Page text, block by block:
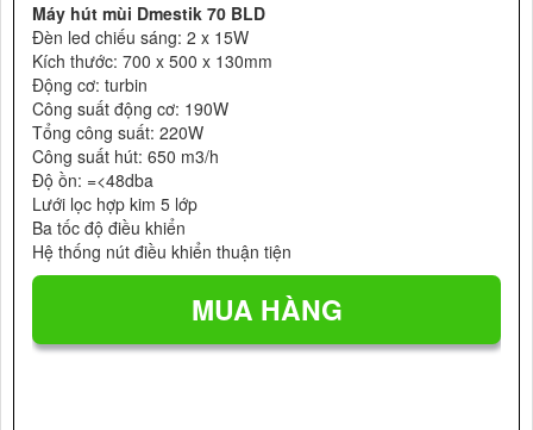
Máy hút mùi Dmestik 70 BLD
Đèn led chiếu sáng: 2 x 15W
Kích thước: 700 x 500 x 130mm
Động cơ: turbin
Công suất động cơ: 190W
Tổng công suất: 220W
Công suất hút: 650 m3/h
Độ ồn: =<48dba
Lưới lọc hợp kim 5 lớp
Ba tốc độ điều khiển
Hệ thống nút điều khiển thuận tiện